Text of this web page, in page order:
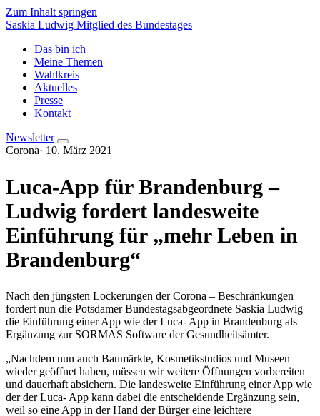
Zum Inhalt springen
Saskia Ludwig Mitglied des Bundestages
Das bin ich
Meine Themen
Wahlkreis
Aktuelles
Presse
Kontakt
Newsletter
Corona· 10. März 2021
Luca-App für Brandenburg –
Ludwig fordert landesweite
Einführung für „mehr Leben in
Brandenburg“
Nach den jüngsten Lockerungen der Corona – Beschränkungen
fordert nun die Potsdamer Bundestagsabgeordnete Saskia Ludwig
die Einführung einer App wie der Luca- App in Brandenburg als
Ergänzung zur SORMAS Software der Gesundheitsämter.
„Nachdem nun auch Baumärkte, Kosmetikstudios und Museen
wieder geöffnet haben, müssen wir weitere Öffnungen vorbereiten
und dauerhaft absichern. Die landesweite Einführung einer App wie
der der Luca- App kann dabei die entscheidende Ergänzung sein,
weil so eine App in der Hand der Bürger eine leichtere